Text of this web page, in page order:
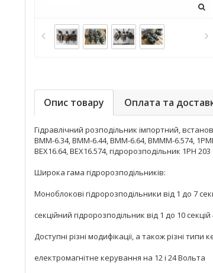
Опис товару Оплата та
Гідравлічний розподільник імпортний,
ВММ-6.34, ВММ-6.44, ВММ-6.64, ВМММ-6.574,
ВЕХ16.64, ВЕХ16.574, гідророзподільник 1РН
Широка гама гідророзподільників:
Моноблокові гідророзподільники від 1 до 7
секційний гідророзподільник від 1 до 10
Доступні різні модифікації, а також різні типи
електромагнітне керування на 12 і 24 Вольта